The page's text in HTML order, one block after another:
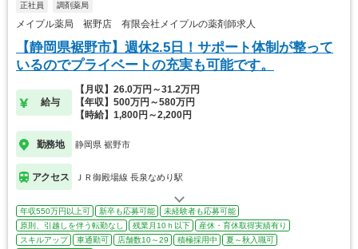
正社員 調剤薬局
メイプル薬局 裾野店 有限会社メイプルの薬剤師求人
【静岡県裾野市】週休2.5日！サポート体制が整って
いるのでプライベートの充実も可能です。
給与
【月収】26.0万円～31.2万円
【年収】500万円～580万円
【時給】1,800円～2,200円
勤務地 静岡県 裾野市
アクセス ＪＲ御殿場線 長泉なめり駅
年収550万円以上可 新卒も応募可能
未経験者も応募可能
原則、引越しを伴う転勤なし
残業月10ｈ以下
産休・育休取得実績有り
スキルアップ
車通勤可 店舗数10～29 積極採用中
夏～秋入職可